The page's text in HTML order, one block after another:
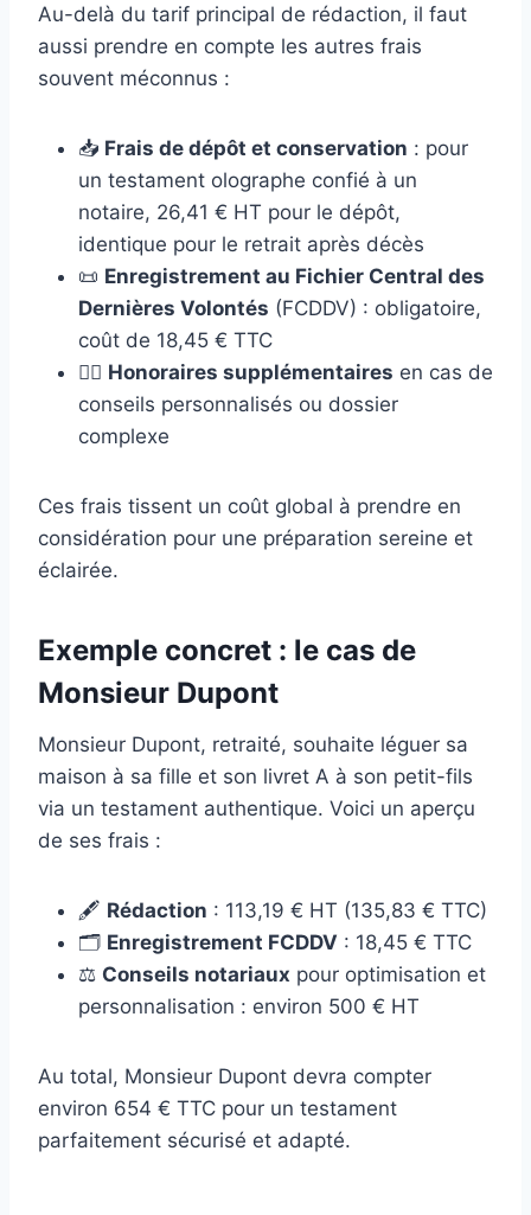
Au-delà du tarif principal de rédaction, il faut
aussi prendre en compte les autres frais
souvent méconnus :
📥 Frais de dépôt et conservation : pour
un testament olographe confié à un
notaire, 26,41 € HT pour le dépôt,
identique pour le retrait après décès
📜 Enregistrement au Fichier Central des
Dernières Volontés (FCDDV) : obligatoire,
coût de 18,45 € TTC
🧑‍⚖️ Honoraires supplémentaires en cas de
conseils personnalisés ou dossier
complexe
Ces frais tissent un coût global à prendre en
considération pour une préparation sereine et
éclairée.
Exemple concret : le cas de
Monsieur Dupont
Monsieur Dupont, retraité, souhaite léguer sa
maison à sa fille et son livret A à son petit-fils
via un testament authentique. Voici un aperçu
de ses frais :
🖋️ Rédaction : 113,19 € HT (135,83 € TTC)
🗂️ Enregistrement FCDDV : 18,45 € TTC
⚖️ Conseils notariaux pour optimisation et
personnalisation : environ 500 € HT
Au total, Monsieur Dupont devra compter
environ 654 € TTC pour un testament
parfaitement sécurisé et adapté.